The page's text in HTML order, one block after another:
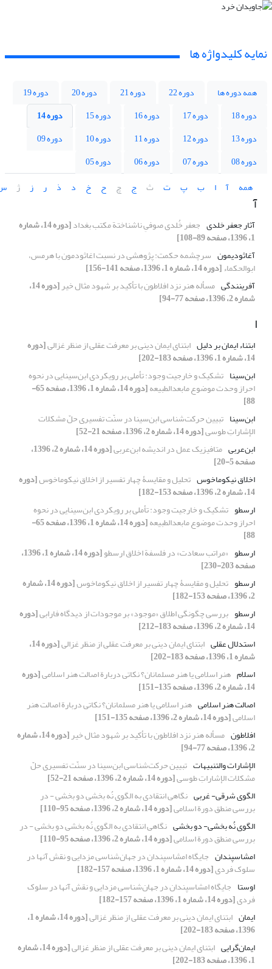
نمایه کلیدواژه ها
همه دوره ها دوره 22 دوره 21 دوره 20
دوره 19
دوره 18
دوره 17 دوره 16 دوره 15
دوره 14
دوره 13
دوره 12 دوره 11 دوره 10
دوره 09
دوره 08
دوره 07 دوره 06
دوره 05
همه
آ ا ب پ ت ث ج چ ح خ د ذ ر ز ژ
آ
آثار جعفر خلدی جعفر خُلدی صوفیِ ناشناختة مکتب بغداد [دوره 14، شماره
1، 1396، صفحه 89-108]
آغاثودیمون سرچشمه حکمت: پژوهشی در نسبت اغاثودمون با هرمس،
ابوالحکماء[دوره 14، شماره 1، 1396، صفحه 141-156]
آفرینندگی مسأله هنر نزد افلاطون با تأکید بر شهود مثال خیر [دوره 14،
شماره 2، 1396، صفحه 77-94]
ا
ابتناء ایمان بر دلیل ابتنای ایمان دینی بر معرفت عقلی از منظر غزالی[دوره
14، شماره 1، 1396، صفحه 183-202]
ابن‌سینا تشکیک و خارجیت وجود: تأملی بر رویکردی ابن‌سینایی در نحوه
احراز وحدت موضوع مابعدالطبیعه [دوره 14، شماره 1، 1396، صفحه 65-
88]
ابن‌سینا تبیین حرکت‌شناسی ابن‌سینا در سنّت تفسیری حلّ مشکلات
الإشاراتِ طوسی[دوره 14، شماره 2، 1396، صفحه 21-52]
ابن‌عربی متافیزیک عمل در اندیشه ابن‌عربی [دوره 14، شماره 2، 1396،
صفحه 5-20]
اخلاق نیکوماخوس تحلیل و مقایسۀ چهار تفسیر از اخلاق نیکوماخوس[دوره
14، شماره 2، 1396، صفحه 153-182]
ارسطو تشکیک و خارجیت وجود: تأملی بر رویکردی ابن‌سینایی در نحوه
احراز وحدت موضوع مابعدالطبیعه [دوره 14، شماره 1، 1396، صفحه 65-
88]
ارسطو «مراتب سعادت» در فلسفة اخلاق ارسطو [دوره 14، شماره 1، 1396،
صفحه 203-230]
ارسطو تحلیل و مقایسۀ چهار تفسیر از اخلاق نیکوماخوس [دوره 14، شماره
2، 1396، صفحه 153-182]
ارسطو بررسی چگونگی اطلاق «موجود» بر موجودات از دیدگاه فارابی[دوره
14، شماره 2، 1396، صفحه 183-212]
استدلال عقلی ابتنای ایمان دینی بر معرفت عقلی از منظر غزالی [دوره 14،
شماره 1، 1396، صفحه 183-202]
اسلام هنر اسلامی یا هنر مسلمانان؟ نکاتی دربارة اصالت هنر اسلامی[دوره
14، شماره 2، 1396، صفحه 135-151]
اصالت هنر اسلامی هنر اسلامی یا هنر مسلمانان؟ نکاتی دربارة اصالت هنر
اسلامی[دوره 14، شماره 2، 1396، صفحه 135-151]
افلاطون مسأله هنر نزد افلاطون با تأکید بر شهود مثال خیر [دوره 14، شماره
2، 1396، صفحه 77-94]
الإشارات والتنبیهات تبیین حرکت‌شناسی ابن‌سینا در سنّت تفسیری حلّ
مشکلات الإشاراتِ طوسی[دوره 14، شماره 2، 1396، صفحه 21-52]
الگوی شرقی- غربی نگاهی انتقادی به الگوی نُه بخشی دو بخشی - در
بررسی منطق دورة اسلامی[دوره 14، شماره 2، 1396، صفحه 95-110]
الگوی نُه بخشی- دو بخشی نگاهی انتقادی به الگوی نُه بخشی دو بخشی - در
بررسی منطق دورة اسلامی[دوره 14، شماره 2، 1396، صفحه 95-110]
امشاسپندان جایگاه امشاسپندان در جهان‌شناسی مزدایی و نقش آنها در
سلوک فردی[دوره 14، شماره 1، 1396، صفحه 157-182]
اوستا جایگاه امشاسپندان در جهان‌شناسی مزدایی و نقش آنها در سلوک
فردی[دوره 14، شماره 1، 1396، صفحه 157-182]
ایمان ابتنای ایمان دینی بر معرفت عقلی از منظر غزالی [دوره 14، شماره 1،
1396، صفحه 183-202]
ایمان‌گرایی ابتنای ایمان دینی بر معرفت عقلی از منظر غزالی [دوره 14، شماره
1، 1396، صفحه 183-202]